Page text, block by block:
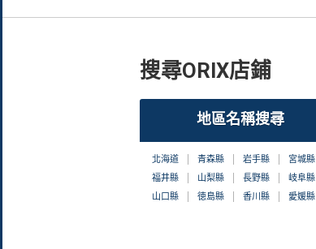
搜尋ORIX店鋪
地區名稱搜尋
北海道 青森縣 岩手縣 宮城縣
福井縣
山梨縣 長野縣 岐阜縣
山口縣
徳島縣 香川縣 愛媛縣